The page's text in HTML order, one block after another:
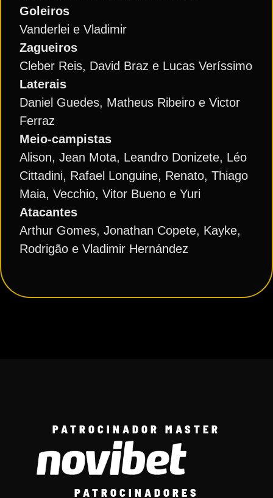
Goleiros
Vanderlei e Vladimir
Zagueiros
Cleber Reis, David Braz e Lucas Veríssimo
Laterais
Daniel Guedes, Matheus Ribeiro e Victor
Ferraz
Meio-campistas
Alison, Jean Mota, Leandro Donizete, Léo
Cittadini, Rafael Longuine, Renato, Thiago
Maia, Vecchio, Vitor Bueno e Yuri
Atacantes
Arthur Gomes, Jonathan Copete, Kayke,
Rodrigão e Vladimir Hernández
PATROCINADOR MASTER
PATROCINADORES